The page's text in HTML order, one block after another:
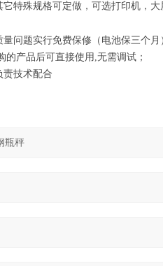
特殊规格可定做，可选打印机，大
问题实行免费保修（电池保三个月
产品后可直接使用,无需调试；
责技术配合